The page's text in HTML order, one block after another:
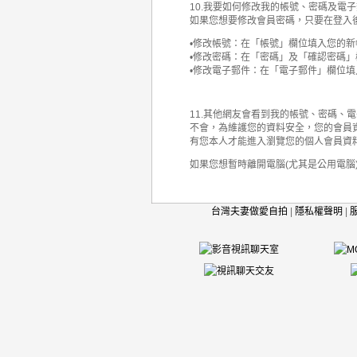
10.我要如何修改我的帳號、密碼及電
如果您想要修改會員密碼，只要在登
•修改帳號：在「帳號」欄位填入您的
•修改密碼：在「密碼」及「確認密碼
•修改電子郵件：在「電子郵件」欄位
11.其他網友會看到我的帳號、密碼、
不會，為維護您的資料安全，您的會
有您本人才能進入瀏覽您的個人會員資
如果您想暫時離開電腦(尤其是公用電
台灣夫妻做愛自拍 隱私權聲明